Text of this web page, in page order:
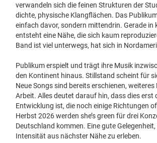
verwandeln sich die feinen Strukturen der
dichte, physische Klangflächen. Das
einfach davor, sondern mittendrin. Gerade in
entsteht eine Nähe, die sich kaum
Band ist viel unterwegs, hat sich in
Publikum erspielt und trägt ihre Musik
den Kontinent hinaus. Stillstand scheint für
Neue Songs sind bereits erschienen,
Arbeit. Alles deutet darauf hin, dass dies erst
Entwicklung ist, die noch einige Richtungen
Herbst 2026 werden she’s green für drei
Deutschland kommen. Eine gute
Intensität aus nächster Nähe zu erleben.